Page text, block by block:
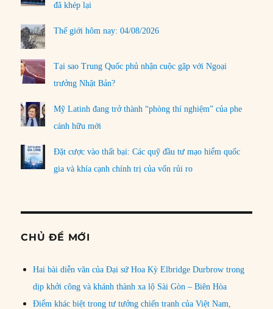
đã khép lại
Thế giới hôm nay: 04/08/2026
Tại sao Trung Quốc phủ nhận cuộc gặp với Ngoại
trưởng Nhật Bản?
Mỹ Latinh đang trở thành “phòng thí nghiệm” của phe
cánh hữu mới
Đặt cược vào thất bại: Các quỹ đầu tư mạo hiểm quốc
gia và khía cạnh chính trị của vốn rủi ro
CHỦ ĐỀ MỚI
Hai bài diễn văn của Đại sứ Hoa Kỳ Elbridge Durbrow trong
dịp khởi công và khánh thành xa lộ Sài Gòn – Biên Hòa
Điểm khác biệt trong tư tưởng chiến tranh của Việt Nam,